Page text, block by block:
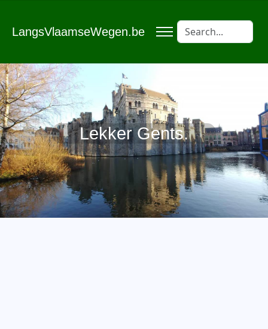
LangsVlaamseWegen.be
Lekker Gents.